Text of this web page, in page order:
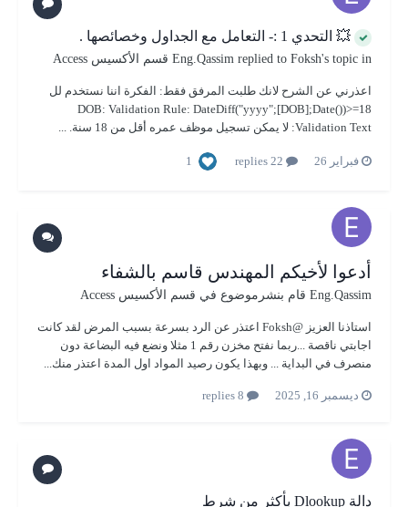
💥 التحدي 1 :- التعامل مع الجداول وخصائصها .
Eng.Qassim replied to Foksh's topic in قسم الأكسيس Access
اعذرني عن الشرح لانك طلبت المرفق فقط: الفكرة اننا نستخدم لل
DOB: Validation Rule: DateDiff("yyyy";[DOB];Date())>=18
Validation Text: لا يمكن تسجيل موظف عمره أقل من 18 سنة. ...
فبراير 26 1
أدعوا لأخيكم المهندس قاسم بالشفاء
Eng.Qassim قام بنشرموضوع في قسم الأكسيس Access
استاذنا العزيز @Foksh اعتذر عن الرد بسرعة بسبب المرض لقد كانت
اجابتي ناقصة ...ربما نفتح مخزن رقم 1 مثلا ونضع فيه البضاعة دون
منصرف في البداية ... وبهذا يكون رصيد المواد اول المدة اعتذر منك...
ديسمبر 16, 2025
دالة Dlookup بأكثر من شرط